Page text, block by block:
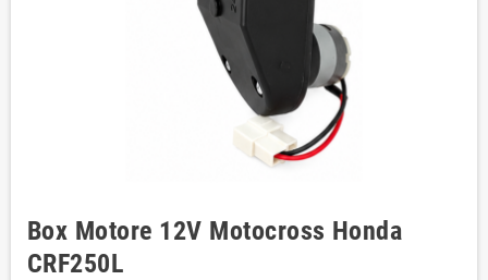
Box Motore 12V Motocross Honda
CRF250L